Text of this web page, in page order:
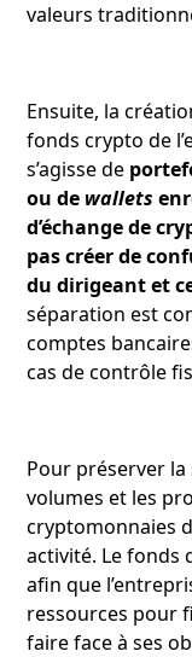
valeurs
Ensuite, la
fonds crypto de
s’agisse de
ou de wallets
d’échange de
pas créer de
du dirigeant et
séparation est
comptes
cas de contrôle
Pour préserver la
volumes et les
cryptomonnaies
activité. Le fonds
afin que
ressources pour
faire face à ses